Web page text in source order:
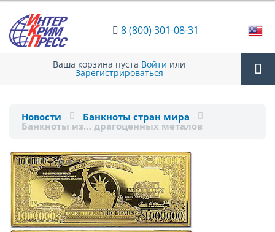
8 (800) 301-08-31
Ваша корзина пуста Войти или
Зарегистрироваться
Новости Банкноты стран мира
Банкноты из… драгоценных металов